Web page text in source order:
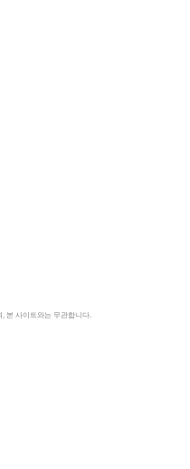
본 사이트와는 무관합니다.